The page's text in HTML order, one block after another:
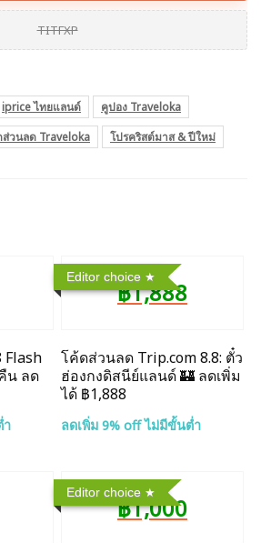
TITFXP
iprice ไทยแลนด์
คูปอง Traveloka
วนลด Traveloka โปรคริสต์มาส & ปีใหม่
Flash
น ลด
ำ
Editor choice
฿1,888
โค้ดส่วนลด Trip.com 8.8: ตั๋ว
ฮ่องกงดิสนีย์แลนด์ 🏰 ลดเพิ่ม
ได้ ฿1,888
ลดเพิ่ม 9% off ไม่มีขั้นต่ำ
Editor choice
฿1,000